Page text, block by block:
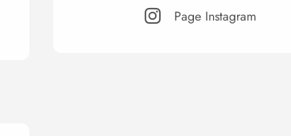
Page Instagram